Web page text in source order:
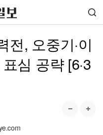
전, 오중기·이
심 공략 [6·3